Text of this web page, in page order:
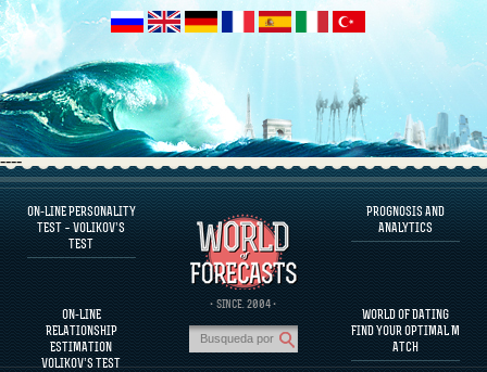
----
ON-LINE PERSONALITY
TEST – VOLIKOV’S
TEST
ON-LINE
RELATIONSHIP
ESTIMATION
VOLIKOV’S TEST
· SINCE. 2004 ·
PROGNOSIS AND
ANALYTICS
WORLD OF DATING
FIND YOUR OPTIMAL M
ATCH
FAQS
DEFINE ONE’S PERSONALITY
FAMOUS PERSONALITIES
FAQS
CALCULATE RELATIONSHIP COMPATIBILITY
PROGNOSIS AND ANALYTICS